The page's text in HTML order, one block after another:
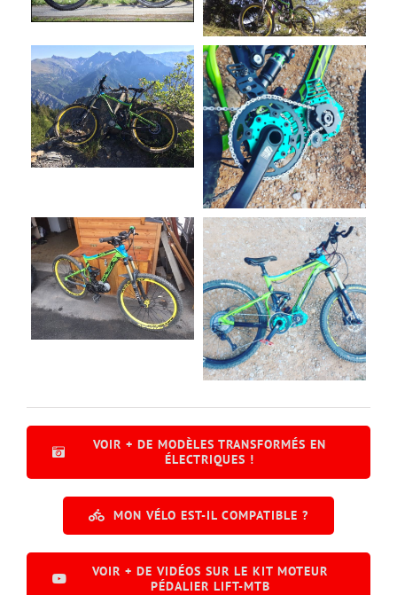
VOIR + DE MODÈLES TRANSFORMÉS EN
ÉLECTRIQUES !
MON VÉLO EST-IL COMPATIBLE ?
VOIR + DE VIDÉOS SUR LE KIT MOTEUR
PÉDALIER LIFT-MTB